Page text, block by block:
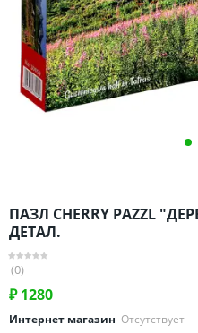
Оренбургская область
Пензенская область
Пермский край
Ростовская область
Саратовская область
Ставропольский край
Тамбовская область
ПАЗЛ CHERRY PAZZL
ДЕТАЛ.
(0)
₽ 1280
Интернет магазин Отсутствует